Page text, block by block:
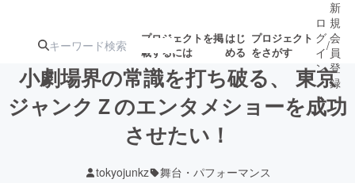
プロジェクトを掲
載するには
はじ
める
プロジェクト
をさがす
注目の新着プロ募集終了が近いプ
ロ
グ
イ
ン
/
新
規
会
員
登
録
小劇場界の常識を打ち破る、 東京
ジャンクＺのエンタメショーを成功
させたい！
tokyojunkz 舞台・パフォーマンス